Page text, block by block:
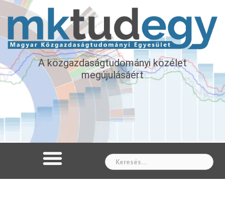
A közgazdaságtudományi közélet
megújulásáért